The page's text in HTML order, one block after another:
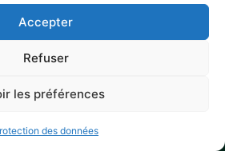
Accepter
Refuser
les préférences
des données